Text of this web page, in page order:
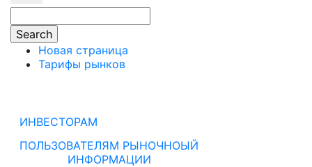
Search form
Новая страница
Тарифы рынков
ИНВЕСТОРАМ
ПОЛЬЗОВАТЕЛЯМ РЫНОЧНОЫЙ
ИНФОРМАЦИИ